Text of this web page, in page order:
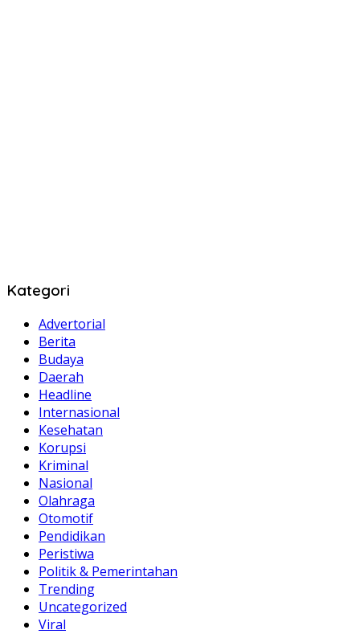
Kategori
Advertorial
Berita
Budaya
Daerah
Headline
Internasional
Kesehatan
Korupsi
Kriminal
Nasional
Olahraga
Otomotif
Pendidikan
Peristiwa
Politik & Pemerintahan
Trending
Uncategorized
Viral